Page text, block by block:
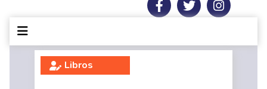
Libros